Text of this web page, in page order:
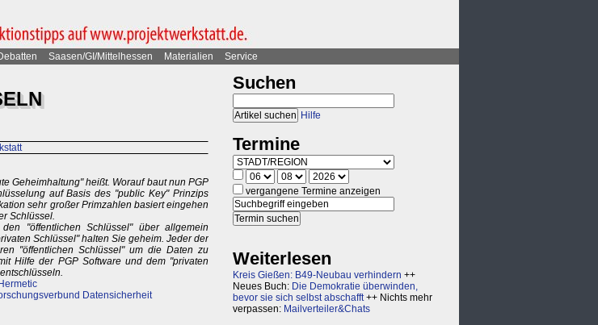
Saasen/GI/Mittelhessen Materialien
Service
Geheimhaltung" heißt. Worauf baut nun PGP
auf Basis des "public Key" Prinzips
sehr großer Primzahlen basiert eingehen
Schlüssel.
"öffentlichen Schlüssel" über allgemein
Schlüssel" halten Sie geheim. Jeder der
"öffentlichen Schlüssel" um die Daten zu
Hilfe der PGP Software und dem "privaten
Hermetic
Datensicherheit
Suchen
Hilfe
Termine
vergangene Termine anzeigen
Weiterlesen
Kreis Gießen: B49-Neubau verhindern ++
Neues Buch: Die Demokratie überwinden,
bevor sie sich selbst abschafft++ Nichts mehr
verpassen: Mailverteiler&Chats